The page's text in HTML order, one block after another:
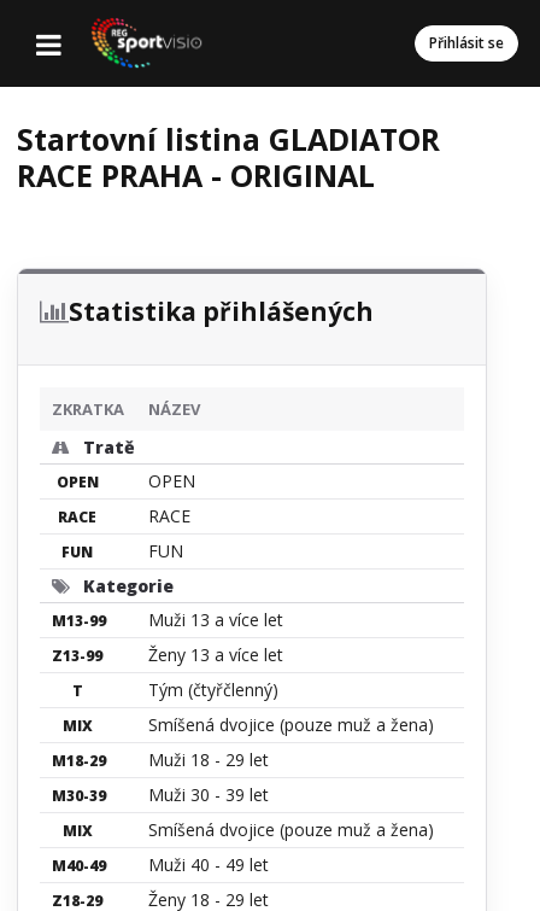
Přihlásit se
Startovní listina GLADIATOR
RACE PRAHA - ORIGINAL
Statistika přihlášených
ZKRATKA NÁZEV
Tratě
OPEN OPEN
RACE RACE
FUN
FUN
Kategorie
M13-99 Muži 13 a více let
Z13-99 Ženy 13 a více let
T Tým (čtyřčlenný)
MIX Smíšená dvojice (pouze muž a žena)
M18-29 Muži 18 - 29 let
M30-39 Muži 30 - 39 let
MIX Smíšená dvojice (pouze muž a žena)
M40-49 Muži 40 - 49 let
Z18-29 Ženy 18 - 29 let